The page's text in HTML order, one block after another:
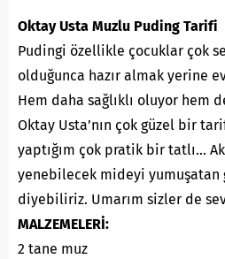
Oktay Usta Muzlu Puding Tarifi
Pudingi özellikle çocuklar çok
olduğunca hazır almak yerine
Hem daha sağlıklı oluyor hem
Oktay Usta’nın çok güzel bir
yaptığım çok pratik bir tatlı…
yenebilecek mideyi yumuşatan
diyebiliriz. Umarım sizler de
MALZEMELERİ:
2 tane muz